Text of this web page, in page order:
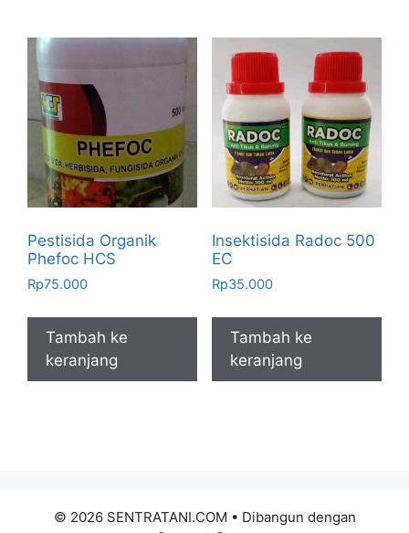
Pestisida Organik
Phefoc HCS
Rp75.000
Tambah ke
keranjang
Insektisida Radoc 500
EC
Rp35.000
Tambah ke
keranjang
© 2026 SENTRATANI.COM • Dibangun dengan